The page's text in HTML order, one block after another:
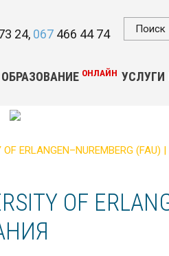
24 067 466 44 74
ОБРАЗОВАНИЕ ОНЛАЙН УСЛУГИ
OF ERLANGEN–NUREMBERG
OF